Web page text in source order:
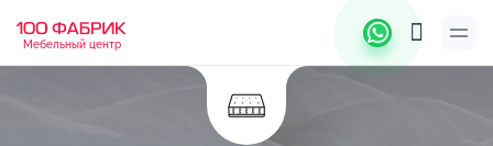
Мебельный центр